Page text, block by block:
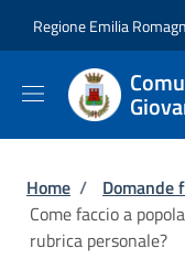
Regione Emilia
Briciole di
Home / Domande
Come faccio a
rubrica personale?